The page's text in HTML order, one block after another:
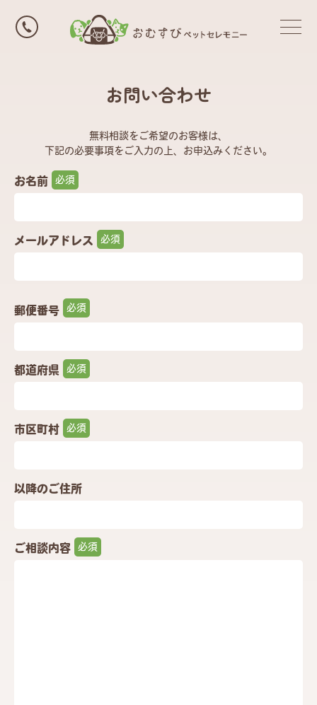
お問い合わせ
無料相談をご希望のお客様は、
下記の必要事項をご入力の上、お申込みください。
お名前
メールアドレス
郵便番号
都道府県
市区町村
以降のご住所
ご相談内容